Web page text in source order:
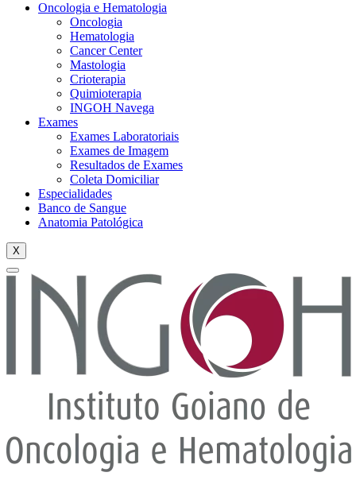
Oncologia e Hematologia
Oncologia
Hematologia
Cancer Center
Mastologia
Crioterapia
Quimioterapia
INGOH Navega
Exames
Exames Laboratoriais
Exames de Imagem
Resultados de Exames
Coleta Domiciliar
Especialidades
Banco de Sangue
Anatomia Patológica
X